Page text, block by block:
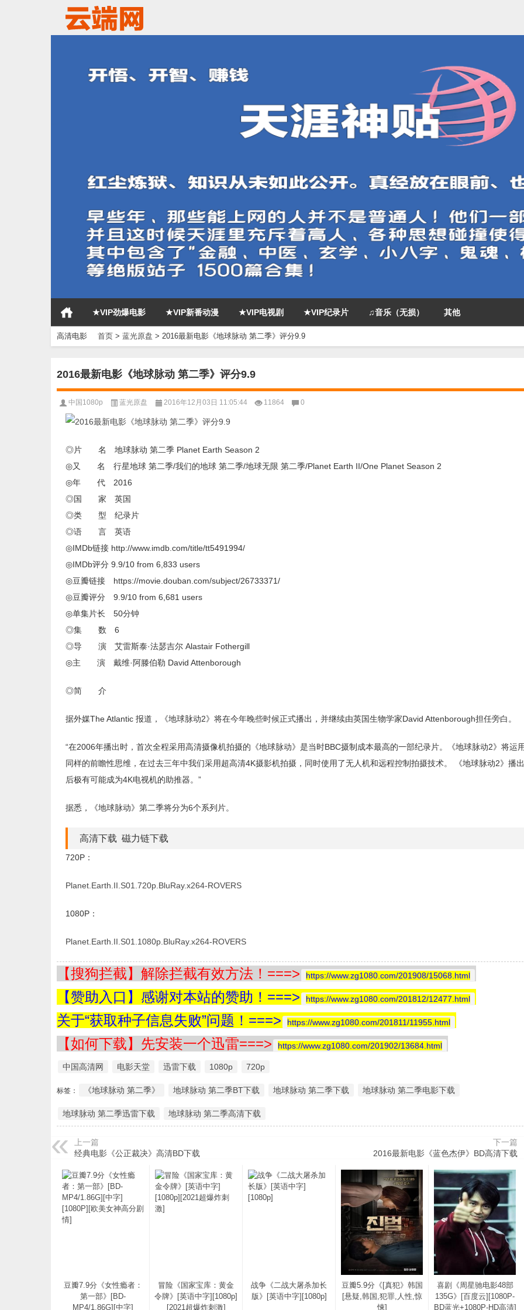
★VIP劲爆电影 ★VIP新番动漫 ★VIP电视剧 ★VIP纪录片 ♫音乐（无损） 其他
高清电影 首页 > 蓝光原盘 > 2016最新电影《地球脉动 第二季》评分9.9
2016最新电影《地球脉动 第二季》评分9.9
中国1080p 蓝光原盘 2016年12月03日 11:05:44 11864 0
◎片 名 地球脉动 第二季 Planet Earth Season 2
◎又 名 行星地球 第二季/我们的地球 第二季/地球无限 第二季/Planet Earth II/One Planet Season 2
◎年 代 2016
◎国 家 英国
◎类 型 纪录片
◎语 言 英语
◎IMDb链接 http://www.imdb.com/title/tt5491994/
◎IMDb评分 9.9/10 from 6,833 users
◎豆瓣链接 https://movie.douban.com/subject/26733371/
◎豆瓣评分 9.9/10 from 6,681 users
◎单集片长 50分钟
◎集 数 6
◎导 演 艾雷斯泰·法瑟吉尔 Alastair Fothergill
◎主 演 戴维·阿滕伯勒 David Attenborough
◎简 介
据外媒The Atlantic 报道，《地球脉动2》将在今年晚些时候正式播出，并继续由英国生物学家David Attenborough担任旁白。
“在2006年播出时，首次全程采用高清摄像机拍摄的《地球脉动》是当时BBC摄制成本最高的一部纪录片。《地球脉动2》将运
同样的前瞻性思维，在过去三年中我们采用超高清4K摄影机拍摄，同时使用了无人机和远程控制拍摄技术。 《地球脉动2》播出
后极有可能成为4K电视机的助推器。”
据悉，《地球脉动》第二季将分为6个系列片。 
高清下载 磁力链下载
720P：
Planet.Earth.II.S01.720p.BluRay.x264-ROVERS
1080P：
Planet.Earth.II.S01.1080p.BluRay.x264-ROVERS
【搜狗拦截】解除拦截有效方法！===> https://www.zg1080.com/201908/15068.html
【赞助入口】感谢对本站的赞助！===> https://www.zg1080.com/201812/12477.html
关于“获取种子信息失败”问题！===> https://www.zg1080.com/201811/11955.html
【如何下载】先安装一个迅雷===> https://www.zg1080.com/201902/13684.html
中国高清网 电影天堂 迅雷下载 1080p 720p
标签： 《地球脉动 第二季》 地球脉动 第二季BT下载 地球脉动 第二季下载 地球脉动 第二季电影下载
地球脉动 第二季迅雷下载 地球脉动 第二季高清下载
上一篇
经典电影《公正裁决》高清BD下载
下一篇
2016最新电影《蓝色杰伊》BD高清下载
豆瓣7.9分《女性瘾者：
第一部》[BD-
MP4/1.86G][中字]
冒险《国家宝库：黄金
令牌》[英语中字][1080p]
[2021超爆炸刺激]
战争《二战大屠杀加长
版》[英语中字][1080p]
豆瓣5.9分《[真犯》韩国
[悬疑,韩国,犯罪,人性,惊
悚]
喜剧《周星驰电影48部
135G》[百度云][1080P-
BD蓝光+1080P-HD高清]